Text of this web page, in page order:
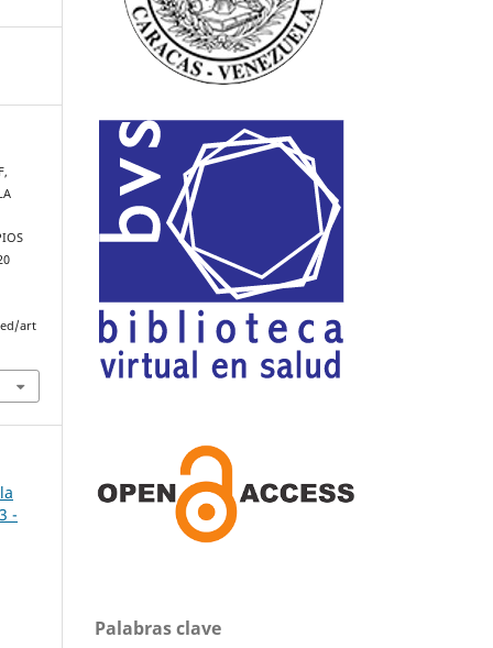
art
-
Palabras clave